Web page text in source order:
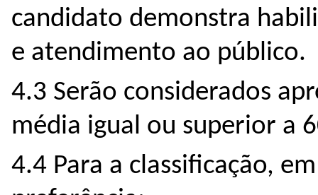
candidato demonstra
e atendimento ao público.
4.3 Serão considerados
média igual ou superior a
4.4 Para a classificação,